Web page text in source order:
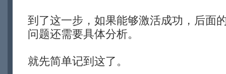
到了这一步，如果能够激活成功，后面
问题还需要具体分析。
就先简单记到这了。